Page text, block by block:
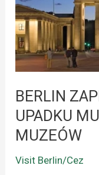
BERLIN
UPADKU
MUZEÓW
Visit Berlin/Cez
UPADKU
MURU
200
LAT
WYSPY